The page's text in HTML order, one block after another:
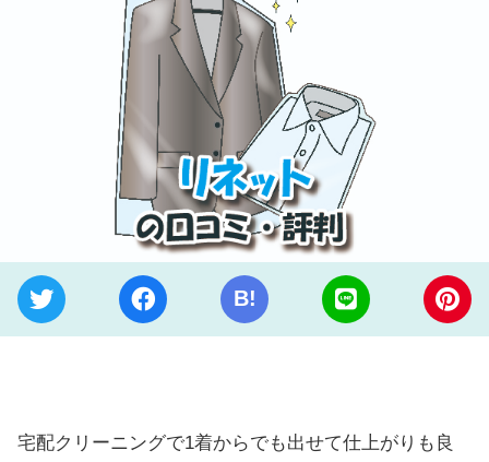
B!
宅配クリーニングで1着からでも出せて仕上がりも良